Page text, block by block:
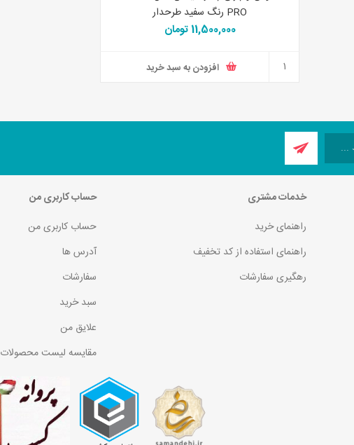
PRO رنگ سفید طرحدار
11,500,000 تومان
افزودن به سبد خرید
خدمات مشتری
راهنمای خرید
راهنمای استفاده از کد تخفیف
رهگیری سفارشات
حساب کاربری من
حساب کاربری من
آدرس ها
سفارشات
سبد خرید
علایق من
مقایسه لیست محصولات